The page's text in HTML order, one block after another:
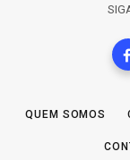
QUEM SOMOS